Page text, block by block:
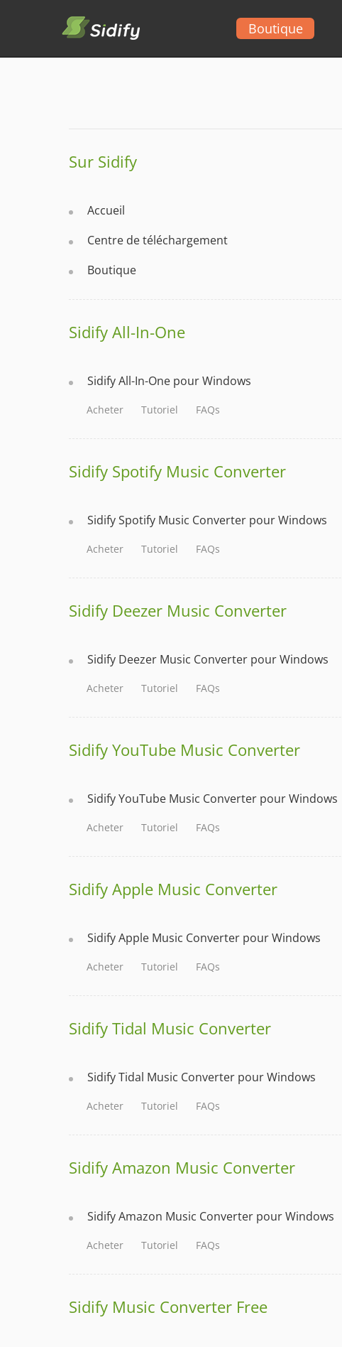
Boutique
Sur Sidify
Accueil
Centre de téléchargement
Boutique
Sidify All-In-One
Sidify All-In-One pour Windows
Acheter Tutoriel FAQs
Sidify Spotify Music Converter
Sidify Spotify Music Converter pour Windows
Acheter Tutoriel FAQs
Sidify Deezer Music Converter
Sidify Deezer Music Converter pour Windows
Acheter Tutoriel FAQs
Sidify YouTube Music Converter
Sidify YouTube Music Converter pour Windows
Acheter Tutoriel FAQs
Sidify Apple Music Converter
Sidify Apple Music Converter pour Windows
Acheter Tutoriel FAQs
Sidify Tidal Music Converter
Sidify Tidal Music Converter pour Windows
Acheter Tutoriel FAQs
Sidify Amazon Music Converter
Sidify Amazon Music Converter pour Windows
Acheter Tutoriel FAQs
Sidify Music Converter Free